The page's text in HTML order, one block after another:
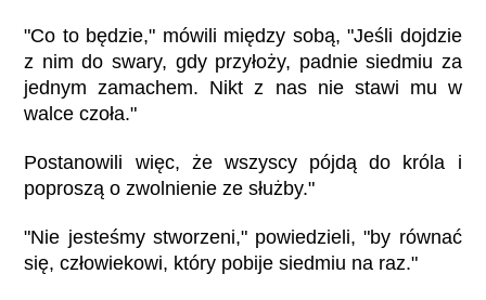
"Co to będzie," mówili między sobą, "Jeśli dojdzie
z nim do swary, gdy przyłoży, padnie siedmiu za
jednym zamachem. Nikt z nas nie stawi mu w
walce czoła."
Postanowili więc, że wszyscy pójdą do króla i
poproszą o zwolnienie ze służby."
"Nie jesteśmy stworzeni," powiedzieli, "by równać
się, człowiekowi, który pobije siedmiu na raz."